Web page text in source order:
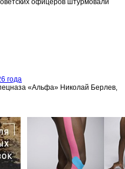
офицеров штурмовали
года
«Альфа» Николай Берлев,